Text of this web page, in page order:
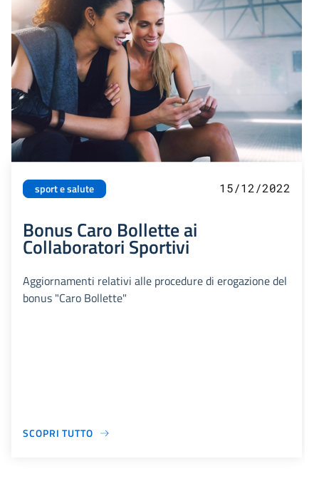
sport e salute 15/12/2022
Bonus Caro Bollette ai
Collaboratori Sportivi
Aggiornamenti relativi alle procedure di erogazione del
bonus "Caro Bollette"
SCOPRI TUTTO